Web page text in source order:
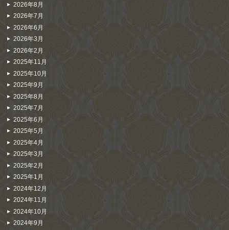
2026年8月
2026年7月
2026年6月
2026年3月
2026年2月
2025年11月
2025年10月
2025年9月
2025年8月
2025年7月
2025年6月
2025年5月
2025年4月
2025年3月
2025年2月
2025年1月
2024年12月
2024年11月
2024年10月
2024年9月